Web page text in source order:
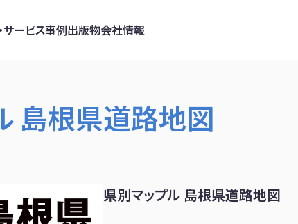
サービス事例出版物会社情報
島根県道路地図
県別マップル 島根県道路地図